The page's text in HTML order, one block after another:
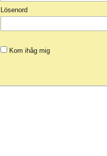
Lösenord
Kom ihåg mig